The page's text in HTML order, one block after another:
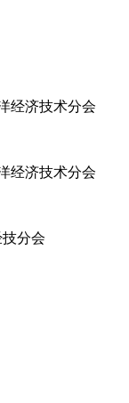
分会